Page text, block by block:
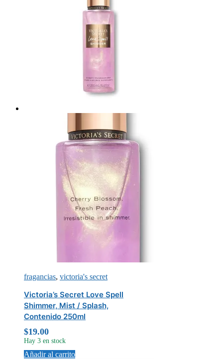
fragancias, victoria's secret
Victoria’s Secret Love Spell
Shimmer, Mist / Splash,
Contenido 250ml
$19.00
Hay 3 en stock
Añadir al carrito